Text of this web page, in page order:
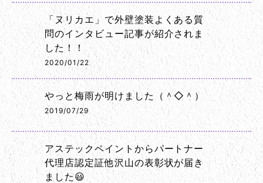
「ヌリカエ」で外壁塗装よくある質
問のインタビュー記事が紹介されま
した！！
2020/01/22
やっと梅雨が明けました（＾◇＾）
2019/07/29
アステックペイントからパートナー
代理店認定証他沢山の表彰状が届き
ました😃